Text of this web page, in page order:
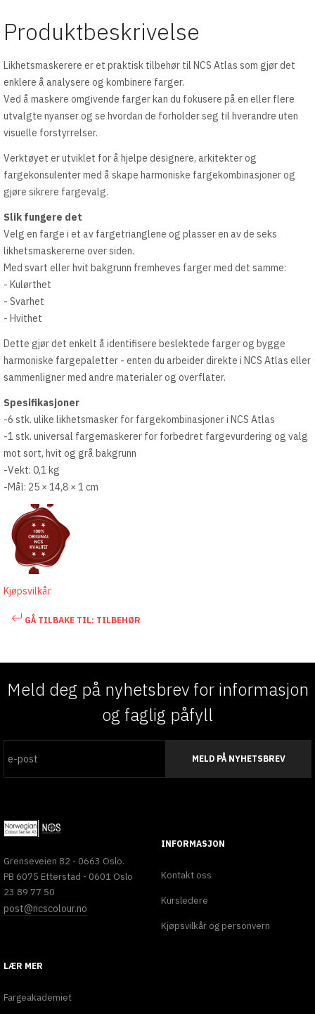
Produktbeskrivelse
Likhetsmaskerere er et praktisk tilbehør til NCS Atlas som gjør det
enklere å analysere og kombinere farger.
Ved å maskere omgivende farger kan du fokusere på en eller flere
utvalgte nyanser og se hvordan de forholder seg til hverandre uten
visuelle forstyrrelser.
Verktøyet er utviklet for å hjelpe designere, arkitekter og
fargekonsulenter med å skape harmoniske fargekombinasjoner og
gjøre sikrere fargevalg.
Slik fungere det
Velg en farge i et av fargetrianglene og plasser en av de seks
likhetsmaskererne over siden.
Med svart eller hvit bakgrunn fremheves farger med det samme:
- Kulørthet
- Svarhet
- Hvithet
Dette gjør det enkelt å identifisere beslektede farger og bygge
harmoniske fargepaletter - enten du arbeider direkte i NCS Atlas eller
sammenligner med andre materialer og overflater.
Spesifikasjoner
-6 stk. ulike likhetsmasker for fargekombinasjoner i NCS Atlas
-1 stk. universal fargemaskerer for forbedret fargevurdering og valg
mot sort, hvit og grå bakgrunn
-Vekt: 0,1 kg
-Mål: 25 × 14,8 × 1 cm
Kjøpsvilkår
GÅ TILBAKE TIL: TILBEHØR
Meld deg på nyhetsbrev for informasjon
og faglig påfyll
MELD PÅ NYHETSBREV
Grenseveien 82 - 0663 Oslo.
PB 6075 Etterstad - 0601 Oslo
23 89 77 50
post@ncscolour.no
INFORMASJON
Kontakt oss
Kursledere
Kjøpsvilkår og personvern
LÆR MER
Fargeakademiet